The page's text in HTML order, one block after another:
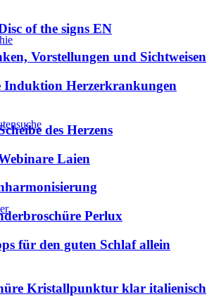
of the signs EN
Vorstellungen und Sichtweisen
Induktion Herzerkrankungen
des Herzens
Laien
Perlux
für den guten Schlaf allein
Kristallpunktur klar italienisch